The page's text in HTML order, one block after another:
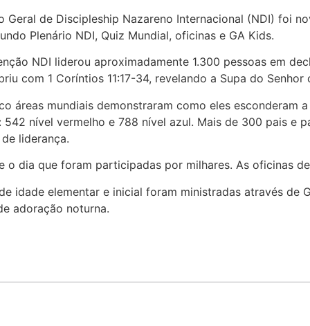
Geral de Discipleship Nazareno Internacional (NDI) foi
Plenário NDI, Quiz Mundial, oficinas e GA Kids.
NDI liderou aproximadamente 1.300 pessoas em
com 1 Coríntios 11:17-34, revelando a Supa do
áreas mundiais demonstraram como eles esconderam
nível vermelho e 788 nível azul. Mais de 300 pais e
liderança.
o dia que foram participadas por milhares. As oficinas
idade elementar e inicial foram ministradas através de
adoração noturna.